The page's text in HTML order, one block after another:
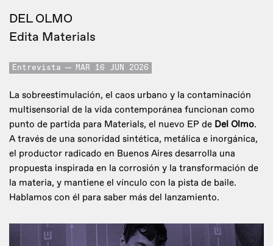
DEL OLMO
Edita Materials
Entrevista MAR 16 JUN 2026
La sobreestimulación, el caos urbano y la contaminación
multisensorial de la vida contemporánea funcionan como
punto de partida para Materials, el nuevo EP de Del Olmo.
A través de una sonoridad sintética, metálica e inorgánica,
el productor radicado en Buenos Aires desarrolla una
propuesta inspirada en la corrosión y la transformación de
la materia, y mantiene el vínculo con la pista de baile.
Hablamos con él para saber más del lanzamiento.